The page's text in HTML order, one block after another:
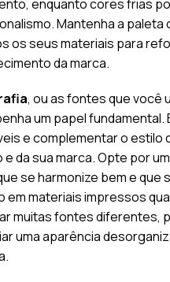
enquanto cores frias
Mantenha a
os seus materiais para
da marca.
, ou as fontes que você
um papel fundamental.
e complementar o estilo
da sua marca. Opte por
se harmonize bem e que
em materiais impressos
muitas fontes diferentes,
uma aparência